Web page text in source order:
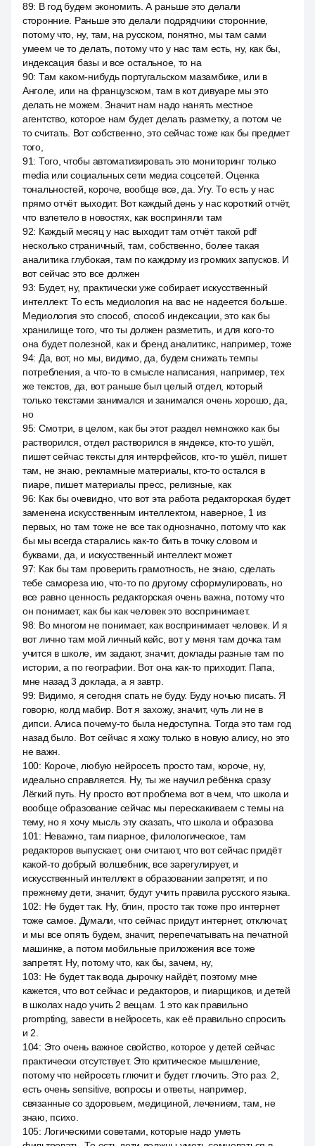
89: В год будем экономить. А раньше это делали
сторонние. Раньше это делали подрядчики сторонние,
потому что, ну, там, на русском, понятно, мы там сами
умеем че то делать, потому что у нас там есть, ну, как бы,
индексация базы и все остальное, то на
90: Там каком-нибудь португальском мазамбике, или в
Анголе, или на французском, там в кот дивуаре мы это
делать не можем. Значит нам надо нанять местное
агентство, которое нам будет делать разметку, а потом че
то считать. Вот собственно, это сейчас тоже как бы предмет
того,
91: Того, чтобы автоматизировать это мониторинг только
media или социальных сети медиа соцсетей. Оценка
тональностей, короче, вообще все, да. Угу. То есть у нас
прямо отчёт выходит. Вот каждый день у нас короткий отчёт,
что взлетело в новостях, как восприняли там
92: Каждый месяц у нас выходит там отчёт такой pdf
несколько страничный, там, собственно, более такая
аналитика глубокая, там по каждому из громких запусков. И
вот сейчас это все должен
93: Будет, ну, практически уже собирает искусственный
интеллект. То есть медиология на вас не надеется больше.
Медиология это способ, способ индексации, это как бы
хранилище того, что ты должен разметить, и для кого-то
она будет полезной, как и бренд аналитикс, например, тоже
94: Да, вот, но мы, видимо, да, будем снижать темпы
потребления, а что-то в смысле написания, например, тех
же текстов, да, вот раньше был целый отдел, который
только текстами занимался и занимался очень хорошо, да,
но
95: Смотри, в целом, как бы этот раздел немножко как бы
растворился, отдел растворился в яндексе, кто-то ушёл,
пишет сейчас тексты для интерфейсов, кто-то ушёл, пишет
там, не знаю, рекламные материалы, кто-то остался в
пиаре, пишет материалы пресс, релизные, как
96: Как бы очевидно, что вот эта работа редакторская будет
заменена искусственным интеллектом, наверное, 1 из
первых, но там тоже не все так однозначно, потому что как
бы мы всегда старались как-то бить в точку словом и
буквами, да, и искусственный интеллект может
97: Как бы там проверить грамотность, не знаю, сделать
тебе самореза ию, что-то по другому сформулировать, но
все равно ценность редакторская очень важна, потому что
он понимает, как бы как человек это воспринимает.
98: Во многом не понимает, как воспринимает человек. И я
вот лично там мой личный кейс, вот у меня там дочка там
учится в школе, им задают, значит, доклады разные там по
истории, а по географии. Вот она как-то приходит. Папа,
мне назад 3 доклада, а я завтр.
99: Видимо, я сегодня спать не буду. Буду ночью писать. Я
говорю, колд мабир. Вот я захожу, значит, чуть ли не в
дипси. Алиса почему-то была недоступна. Тогда это там год
назад было. Вот сейчас я хожу только в новую алису, но это
не важн.
100: Короче, любую нейросеть просто там, короче, ну,
идеально справляется. Ну, ты же научил ребёнка сразу
Лёгкий путь. Ну просто вот проблема вот в чем, что школа и
вообще образование сейчас мы перескакиваем с темы на
тему, но я хочу мысль эту сказать, что школа и образова
101 : Неважно, там пиарное, филологическое, там
редакторов выпускает, они считают, что вот сейчас придёт
какой-то добрый волшебник, все зарегулирует, и
искусственный интеллект в образовании запретят, и по
прежнему дети, значит, будут учить правила русского языка.
102: Не будет так. Ну, блин, просто так тоже про интернет
тоже самое. Думали, что сейчас придут интернет, отключат,
и мы все опять будем, значит, перепечатывать на печатной
машинке, а потом мобильные приложения все тоже
запретят. Ну, потому что, как бы, зачем, ну,
103: Не будет так вода дырочку найдёт, поэтому мне
кажется, что вот сейчас и редакторов, и пиарщиков, и детей
в школах надо учить 2 вещам. 1 это как правильно
prompting, завести в нейросеть, как её правильно спросить
и 2.
104: Это очень важное свойство, которое у детей сейчас
практически отсутствует. Это критическое мышление,
потому что нейросеть глючит и будет глючить. Это раз. 2,
есть очень sensitive, вопросы и ответы, например,
связанные со здоровьем, медициной, лечением, там, не
знаю, психо.
105: Логическими советами, которые надо уметь